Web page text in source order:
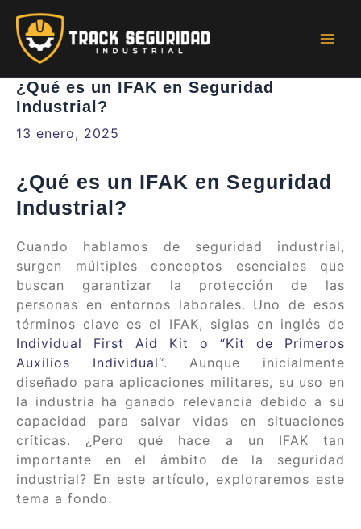
contenido
¿Qué es un IFAK en Seguridad
Industrial?
13 enero, 2025
¿Qué es un IFAK en Seguridad
Industrial?
Cuando hablamos de seguridad industrial,
surgen múltiples conceptos esenciales que
buscan garantizar la protección de las
personas en entornos laborales. Uno de esos
términos clave es el IFAK, siglas en inglés de
Individual First Aid Kit o “Kit de Primeros
Auxilios Individual“. Aunque inicialmente
diseñado para aplicaciones militares, su uso en
la industria ha ganado relevancia debido a su
capacidad para salvar vidas en situaciones
críticas. ¿Pero qué hace a un IFAK tan
importante en el ámbito de la seguridad
industrial? En este artículo, exploraremos este
tema a fondo.